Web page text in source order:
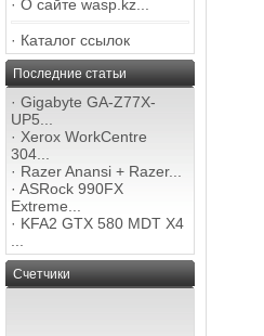
· О сайте wasp.kz...
· Каталог ссылок
Последние статьи
· Gigabyte GA-Z77X-
UP5...
· Xerox WorkCentre
304...
· Razer Anansi + Razer...
· ASRock 990FX
Extreme...
· KFA2 GTX 580 MDT X4
Счетчики